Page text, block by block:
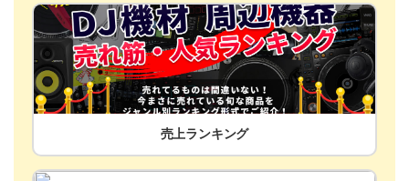
売上ランキング